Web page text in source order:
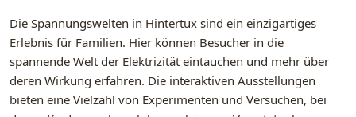
Die Spannungswelten in Hintertux sind ein einzigartiges
Erlebnis für Familien. Hier können Besucher in die
spannende Welt der Elektrizität eintauchen und mehr über
deren Wirkung erfahren. Die interaktiven Ausstellungen
bieten eine Vielzahl von Experimenten und Versuchen, bei